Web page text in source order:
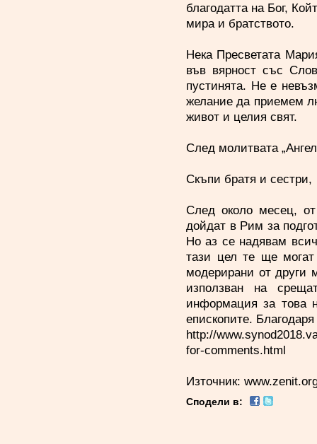
благодатта на Бог,
мира и братството.
Нека Пресветата
във вярност със
пустинята. Не е
желание да приемем
живот и целия свят.
След молитвата
Скъпи братя и сестри,
След около месец,
дойдат в Рим за
Но аз се надявам
тази цел те ще могат
модерирани от други
използван на
информация за това
епископите.
http://
for-comments.html
Източник:
Сподели в: